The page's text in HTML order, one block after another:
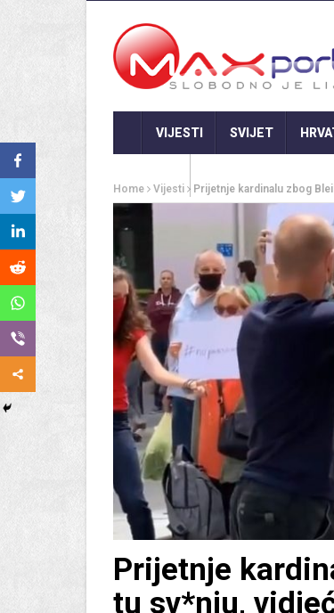
VIJESTI SVIJET
Home Vijesti Prijetnje kardinalu zbog
Prijetnje
tu sv*nju,